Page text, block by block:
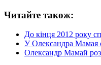
Читайте також:
До кінця 2012 року
У Олександра Мамая
Олександр Мамай